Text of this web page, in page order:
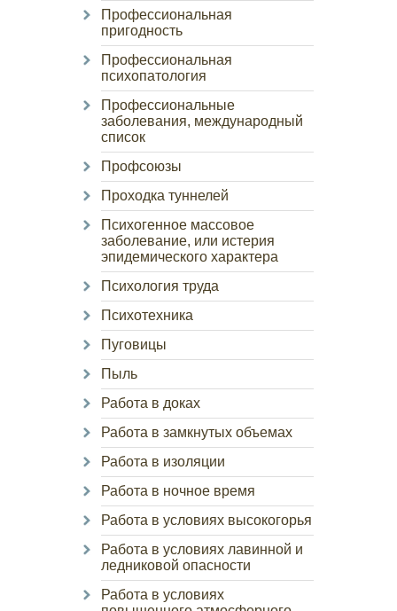
Профессиональная
пригодность
Профессиональная
психопатология
Профессиональные
заболевания, международный
список
Профсоюзы
Проходка туннелей
Психогенное массовое
заболевание, или истерия
эпидемического характера
Психология труда
Психотехника
Пуговицы
Пыль
Работа в доках
Работа в замкнутых объемах
Работа в изоляции
Работа в ночное время
Работа в условиях высокогорья
Работа в условиях лавинной и
ледниковой опасности
Работа в условиях